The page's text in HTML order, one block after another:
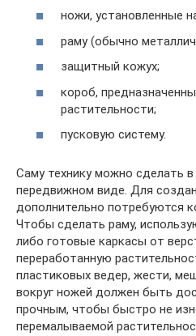
ножи, установленные
раму (обычно
защитный кожух;
короб,
растительности;
пусковую систему.
Саму технику можно сделать
передвижном виде. Для
дополнительно потребуются
Чтобы сделать раму,
либо готовые каркасы от
переработанную
пластиковых ведер, жести,
вокруг ножей должен быть
прочным, чтобы быстро не
перемалываемой